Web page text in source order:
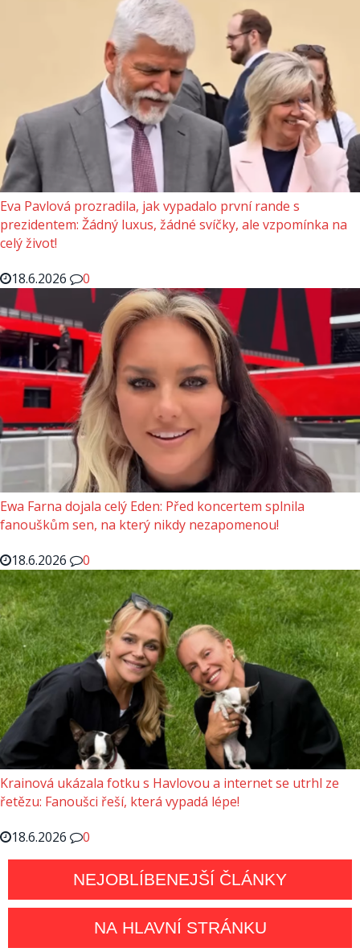
Eva Pavlová prozradila, jak vypadalo první rande s
prezidentem: Žádný luxus, žádné svíčky, ale vzpomínka na
celý život!
18.6.2026
0
Ewa Farna dojala celý Eden: Před koncertem splnila
fanouškům sen, na který nikdy nezapomenou!
18.6.2026
0
Krainová ukázala fotku s Havlovou a internet se utrhl ze
řetězu: Fanoušci řeší, která vypadá lépe!
18.6.2026
0
NEJOBLÍBENEJŠÍ ČLÁNKY
NA HLAVNÍ STRÁNKU